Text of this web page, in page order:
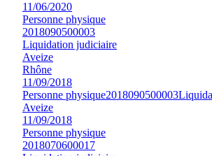
11/06/2020
Personne physique
2018090500003
Liquidation judiciaire
Aveize
Rhône
11/09/2018
Personne physique2018090500003
Aveize
11/09/2018
Personne physique
2018070600017